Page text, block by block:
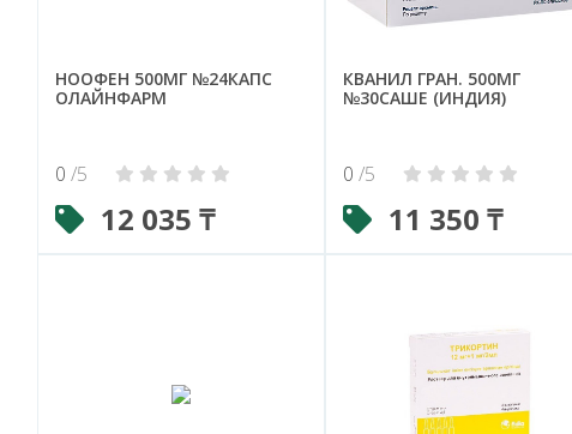
НООФЕН 500МГ №24КАПС
ОЛАЙНФАРМ
0 /5
12 035 ₸
КВАНИЛ ГРАН. 500МГ
№30САШЕ (ИНДИЯ)
0 /5
11 350 ₸